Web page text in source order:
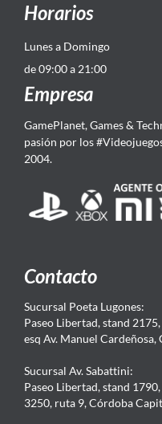
Horarios
Lunes a Domingo
de 09:00 a 21:00
Empresa
GamePlanet, Games &
pasión por los
2004.
Contacto
Sucursal Poeta Lugones:
Paseo Libertad, stand
esq Av. Manuel
Sucursal Av. Sabattini:
Paseo Libertad, stand
3250, ruta 9, Córdoba